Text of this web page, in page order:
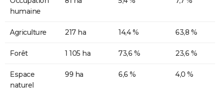
humaine
Agriculture 217 ha 14,4 % 63,8 %
Forêt 1 105 ha 73,6 % 23,6 %
Espace
naturel
99 ha 6,6 % 4,0 %